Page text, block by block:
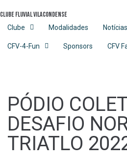
to
content
Clube Fluvial Vilacondense
Clube Modalidades Notícias
CFV-4-Fun Sponsors CFV
PÓDIO
DESAFIO
TRIATLO